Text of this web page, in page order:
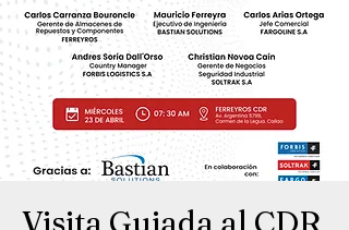
Visita Guiada al CDR